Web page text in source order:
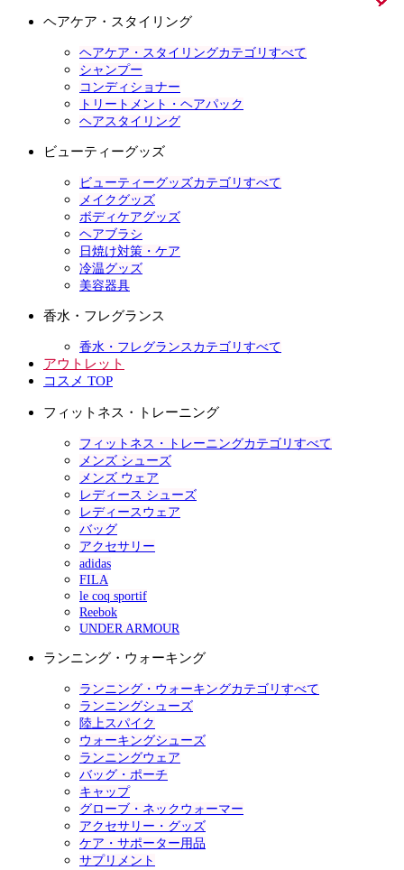
ヘアケア・スタイリング
ヘアケア・スタイリングカテゴリすべて
シャンプー
コンディショナー
トリートメント・ヘアパック
ヘアスタイリング
ビューティーグッズ
ビューティーグッズカテゴリすべて
メイクグッズ
ボディケアグッズ
ヘアブラシ
日焼け対策・ケア
冷温グッズ
美容器具
香水・フレグランス
香水・フレグランスカテゴリすべて
アウトレット
コスメ TOP
フィットネス・トレーニング
フィットネス・トレーニングカテゴリすべて
メンズ シューズ
メンズ ウェア
レディース シューズ
レディースウェア
バッグ
アクセサリー
adidas
FILA
le coq sportif
Reebok
UNDER ARMOUR
ランニング・ウォーキング
ランニング・ウォーキングカテゴリすべて
ランニングシューズ
陸上スパイク
ウォーキングシューズ
ランニングウェア
バッグ・ポーチ
キャップ
グローブ・ネックウォーマー
アクセサリー・グッズ
ケア・サポーター用品
サプリメント